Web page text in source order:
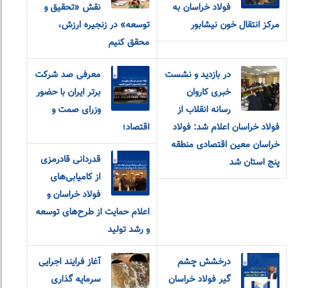
فولاد خراسان به
مرکز انتقال خون نیشابور
نقش «تحقیق و‌
توسعه» در زنجیره ارزش،
محقق کنیم
در بازدید و نشست
خبری کاروان
رسانه انقلاب از
فولاد خراسان اعلام شد: فولاد
خراسان معین اقتصادی منطقه
پنج استان شد
معرفی صد شرکت
برتر ایران با حضور
وزرای صمت و
اقتصاد؛
قدردانی قادرمزی
از کامیابی‌های
فولاد خراسان و
اعلام حمایت از طرح‌های توسعه
و رشد تولید
درخشش چشم
گیر فولاد خراسان
آغاز فرایند اجرایی
سرمایه گذاری